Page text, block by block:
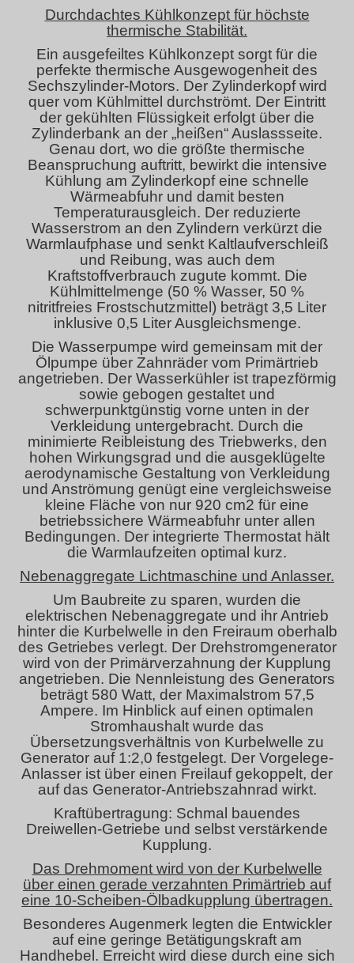
Durchdachtes Kühlkonzept für höchste
thermische Stabilität.
Ein ausgefeiltes Kühlkonzept sorgt für die
perfekte thermische Ausgewogenheit des
Sechszylinder-Motors. Der Zylinderkopf wird
quer vom Kühlmittel durchströmt. Der Eintritt
der gekühlten Flüssigkeit erfolgt über die
Zylinderbank an der „heißen“ Auslassseite.
Genau dort, wo die größte thermische
Beanspruchung auftritt, bewirkt die intensive
Kühlung am Zylinderkopf eine schnelle
Wärmeabfuhr und damit besten
Temperaturausgleich. Der reduzierte
Wasserstrom an den Zylindern verkürzt die
Warmlaufphase und senkt Kaltlaufverschleiß
und Reibung, was auch dem
Kraftstoffverbrauch zugute kommt. Die
Kühlmittelmenge (50 % Wasser, 50 %
nitritfreies Frostschutzmittel) beträgt 3,5 Liter
inklusive 0,5 Liter Ausgleichsmenge.
Die Wasserpumpe wird gemeinsam mit der
Ölpumpe über Zahnräder vom Primärtrieb
angetrieben. Der Wasserkühler ist trapezförmig
sowie gebogen gestaltet und
schwerpunktgünstig vorne unten in der
Verkleidung untergebracht. Durch die
minimierte Reibleistung des Triebwerks, den
hohen Wirkungsgrad und die ausgeklügelte
aerodynamische Gestaltung von Verkleidung
und Anströmung genügt eine vergleichsweise
kleine Fläche von nur 920 cm2 für eine
betriebssichere Wärmeabfuhr unter allen
Bedingungen. Der integrierte Thermostat hält
die Warmlaufzeiten optimal kurz.
Nebenaggregate Lichtmaschine und Anlasser.
Um Baubreite zu sparen, wurden die
elektrischen Nebenaggregate und ihr Antrieb
hinter die Kurbelwelle in den Freiraum oberhalb
des Getriebes verlegt. Der Drehstromgenerator
wird von der Primärverzahnung der Kupplung
angetrieben. Die Nennleistung des Generators
beträgt 580 Watt, der Maximalstrom 57,5
Ampere. Im Hinblick auf einen optimalen
Stromhaushalt wurde das
Übersetzungsverhältnis von Kurbelwelle zu
Generator auf 1:2,0 festgelegt. Der Vorgelege-
Anlasser ist über einen Freilauf gekoppelt, der
auf das Generator-Antriebszahnrad wirkt.
Kraftübertragung: Schmal bauendes
Dreiwellen-Getriebe und selbst verstärkende
Kupplung.
Das Drehmoment wird von der Kurbelwelle
über einen gerade verzahnten Primärtrieb auf
eine 10-Scheiben-Ölbadkupplung übertragen.
Besonderes Augenmerk legten die Entwickler
auf eine geringe Betätigungskraft am
Handhebel. Erreicht wird diese durch eine sich